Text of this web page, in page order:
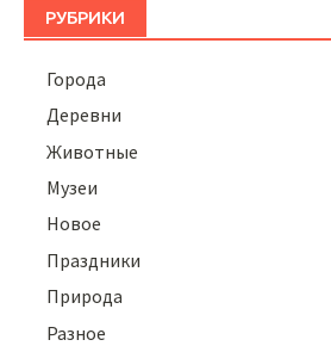
РУБРИКИ
Города
Деревни
Животные
Музеи
Новое
Праздники
Природа
Разное